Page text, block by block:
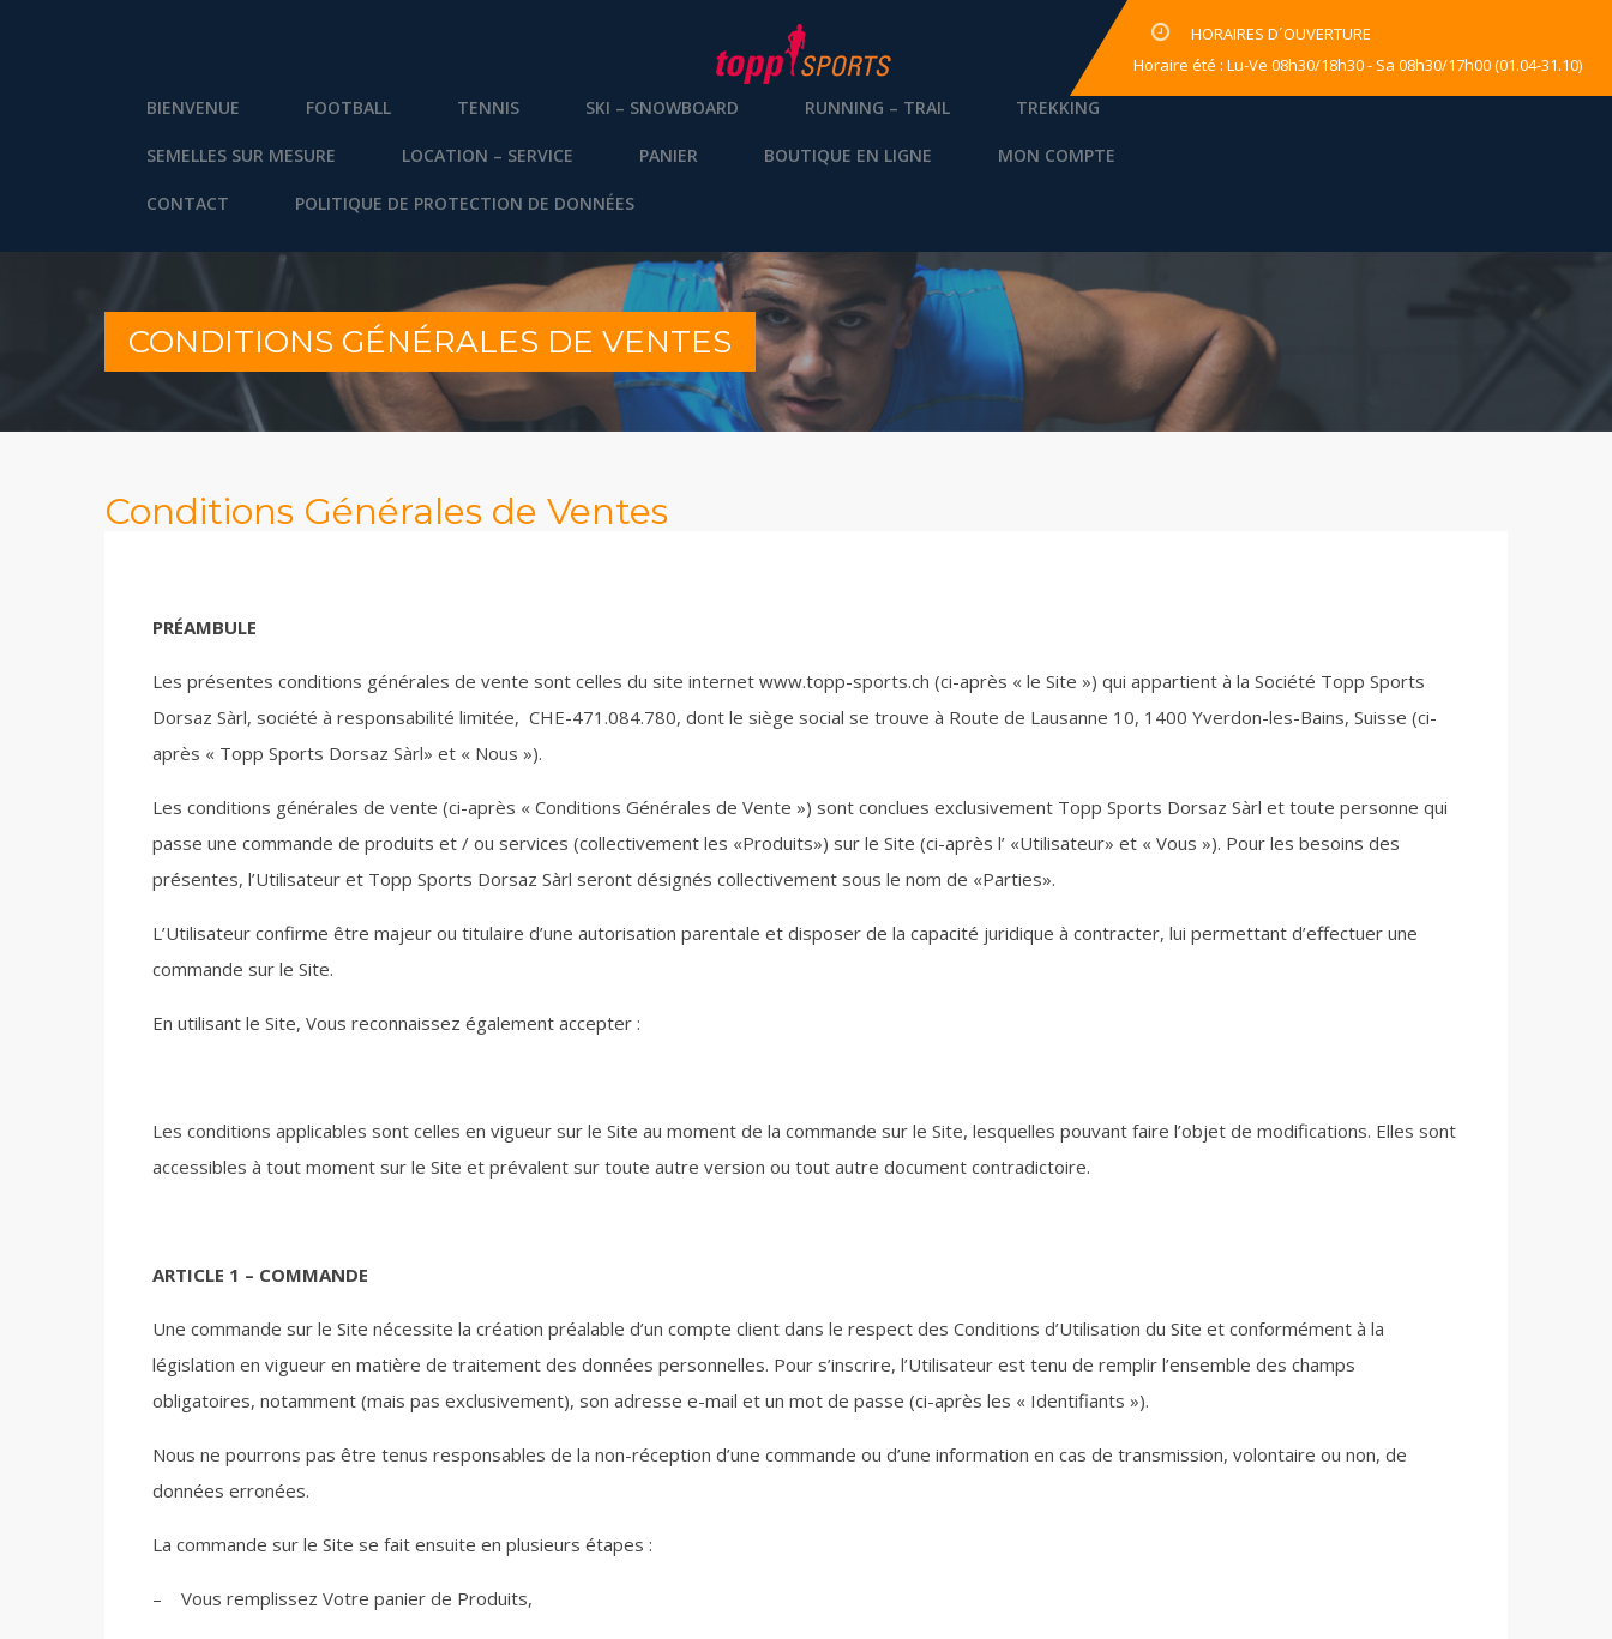
BIENVENUE FOOTBALL TENNIS SKI – SNOWBOARD RUNNING – TRAIL TREKKING
SEMELLES SUR MESURE LOCATION – SERVICE PANIER BOUTIQUE EN LIGNE MON COMPTE
CONTACT POLITIQUE DE PROTECTION DE DONNÉES
HORAIRES D´OUVERTURE
Horaire été : Lu-Ve 08h30/18h30 - Sa 08h30/17h00 (01.04-31.10)
CONDITIONS GÉNÉRALES DE VENTES
Conditions Générales de Ventes
PRÉAMBULE
Les présentes conditions générales de vente sont celles du site internet www.topp-sports.ch (ci-après « le Site ») qui appartient à la Société Topp Sports
Dorsaz Sàrl, société à responsabilité limitée, CHE-471.084.780, dont le siège social se trouve à Route de Lausanne 10, 1400 Yverdon-les-Bains, Suisse (ci-
après « Topp Sports Dorsaz Sàrl» et « Nous »).
Les conditions générales de vente (ci-après « Conditions Générales de Vente ») sont conclues exclusivement Topp Sports Dorsaz Sàrl et toute personne qui
passe une commande de produits et / ou services (collectivement les «Produits») sur le Site (ci-après l’ «Utilisateur» et « Vous »). Pour les besoins des
présentes, l’Utilisateur et Topp Sports Dorsaz Sàrl seront désignés collectivement sous le nom de «Parties».
L’Utilisateur confirme être majeur ou titulaire d’une autorisation parentale et disposer de la capacité juridique à contracter, lui permettant d’effectuer une
commande sur le Site.
En utilisant le Site, Vous reconnaissez également accepter :
Les conditions applicables sont celles en vigueur sur le Site au moment de la commande sur le Site, lesquelles pouvant faire l’objet de modifications. Elles sont
accessibles à tout moment sur le Site et prévalent sur toute autre version ou tout autre document contradictoire.
ARTICLE 1 – COMMANDE
Une commande sur le Site nécessite la création préalable d’un compte client dans le respect des Conditions d’Utilisation du Site et conformément à la
législation en vigueur en matière de traitement des données personnelles. Pour s’inscrire, l’Utilisateur est tenu de remplir l’ensemble des champs
obligatoires, notamment (mais pas exclusivement), son adresse e-mail et un mot de passe (ci-après les « Identifiants »).
Nous ne pourrons pas être tenus responsables de la non-réception d’une commande ou d’une information en cas de transmission, volontaire ou non, de
données erronées.
La commande sur le Site se fait ensuite en plusieurs étapes :
– Vous remplissez Votre panier de Produits,